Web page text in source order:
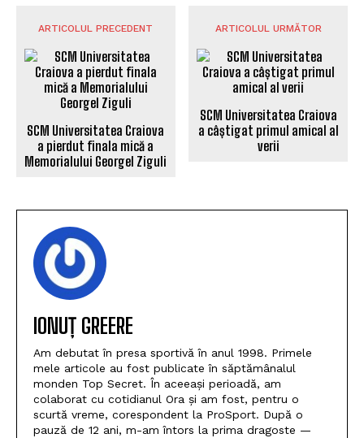
ARTICOLUL PRECEDENT
SCM Universitatea Craiova
a pierdut finala mică a
Memorialului Georgel Ziguli
ARTICOLUL URMĂTOR
SCM Universitatea Craiova
a câștigat primul amical al
verii
IONUȚ GREERE
Am debutat în presa sportivă în anul 1998. Primele
mele articole au fost publicate în săptămânalul
monden Top Secret. În aceeași perioadă, am
colaborat cu cotidianul Ora și am fost, pentru o
scurtă vreme, corespondent la ProSport. După o
pauză de 12 ani, m-am întors la prima dragoste —